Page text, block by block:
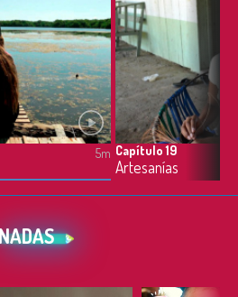
5m Capítulo 19
Artesanías